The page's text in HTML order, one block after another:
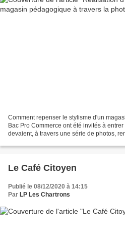
Comment repenser le stylisme d'un
Bac Pro Commerce ont été invités à
devaient, à travers une série de photos,
Le Café Citoyen
Publié le 08/12/2020 à 14:15
Par LP Les Chartrons